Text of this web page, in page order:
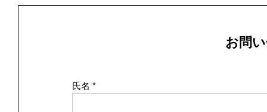
お問
氏名